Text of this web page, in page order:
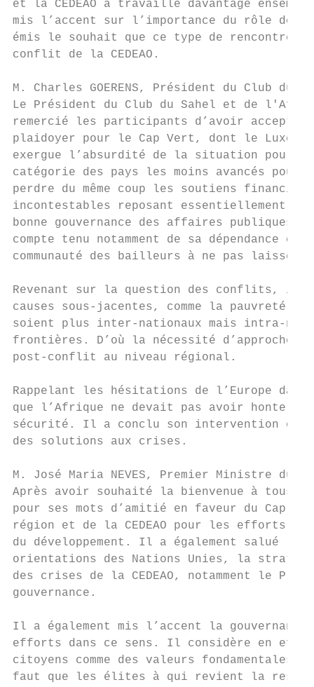
et la CEDEAO a travaillé davantage
mis l’accent sur l’importance du rôle
émis le souhait que ce type de rencontre
conflit de la CEDEAO.
M. Charles GOERENS, Président du Club
Le Président du Club du Sahel et de
remercié les participants d’avoir
plaidoyer pour le Cap Vert, dont le
exergue l’absurdité de la situation pour
catégorie des pays les moins avancés pour
perdre du même coup les soutiens
incontestables reposant essentiellement
bonne gouvernance des affaires
compte tenu notamment de sa
communauté des bailleurs à ne pas laisser
Revenant sur la question des conflits, il
causes sous-jacentes, comme la
soient plus inter-nationaux mais intra-
frontières. D’où la nécessité d’approcher
post-conflit au niveau régional.
Rappelant les hésitations de l’Europe
que l’Afrique ne devait pas avoir honte
sécurité. Il a conclu son intervention en
des solutions aux crises.
M. José Maria NEVES, Premier Ministre du
Après avoir souhaité la bienvenue à tous
pour ses mots d’amitié en faveur du Cap
région et de la CEDEAO pour les efforts
du développement. Il a également salué
orientations des Nations Unies, la
des crises de la CEDEAO, notamment le
gouvernance.
Il a également mis l’accent la
efforts dans ce sens. Il considère en effet
citoyens comme des valeurs
faut que les élites à qui revient la